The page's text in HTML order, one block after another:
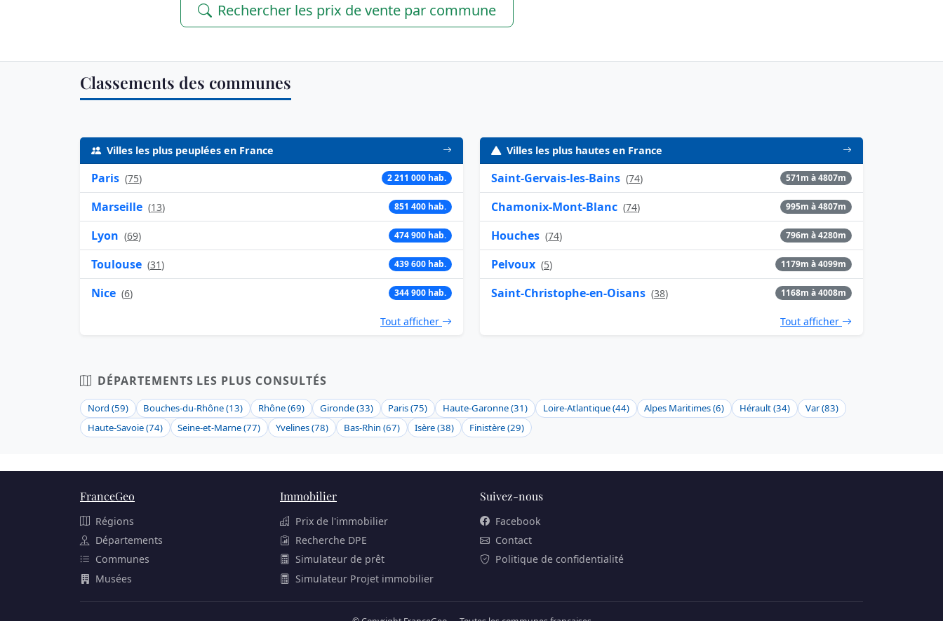
Rechercher les prix de vente par commune
Classements des communes
Villes les plus peuplées en France
Paris (75) 2 211 000 hab.
Marseille (13) 851 400 hab.
Lyon (69) 474 900 hab.
Toulouse (31) 439 600 hab.
Nice (6) 344 900 hab.
Tout afficher
Villes les plus hautes en France
Saint-Gervais-les-Bains (74) 571m à 4807m
Chamonix-Mont-Blanc (74) 995m à 4807m
Houches (74) 796m à 4280m
Pelvoux (5) 1179m à 4099m
Saint-Christophe-en-Oisans (38) 1168m à 4008m
Tout afficher
DÉPARTEMENTS LES PLUS CONSULTÉS
Nord (59) Bouches-du-Rhône (13) Rhône (69) Gironde (33) Paris (75) Haute-Garonne (31) Loire-Atlantique (44) Alpes Maritimes (6) Hérault (34)
Var (83)
Haute-Savoie (74)
Seine-et-Marne (77) Yvelines (78) Bas-Rhin (67) Isère (38) Finistère (29)
FranceGeo
Régions
Départements
Communes
Musées
Immobilier
Prix de l'immobilier
Recherche DPE
Simulateur de prêt
Simulateur Projet immobilier
Suivez-nous
Facebook
Contact
Politique de confidentialité